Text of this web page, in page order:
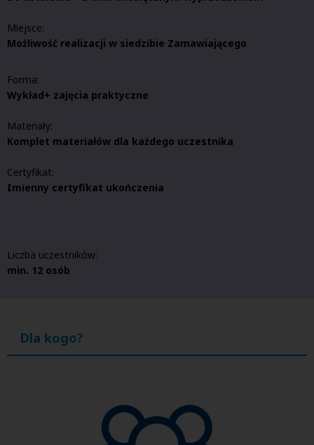
Miejsce:
Możliwość realizacji w siedzibie Zamawiającego
Forma:
Wykład+ zajęcia praktyczne
Materiały:
Komplet materiałów dla każdego uczestnika
Certyfikat:
Imienny certyfikat ukończenia
Liczba uczestników:
min. 12 osób
Dla kogo?